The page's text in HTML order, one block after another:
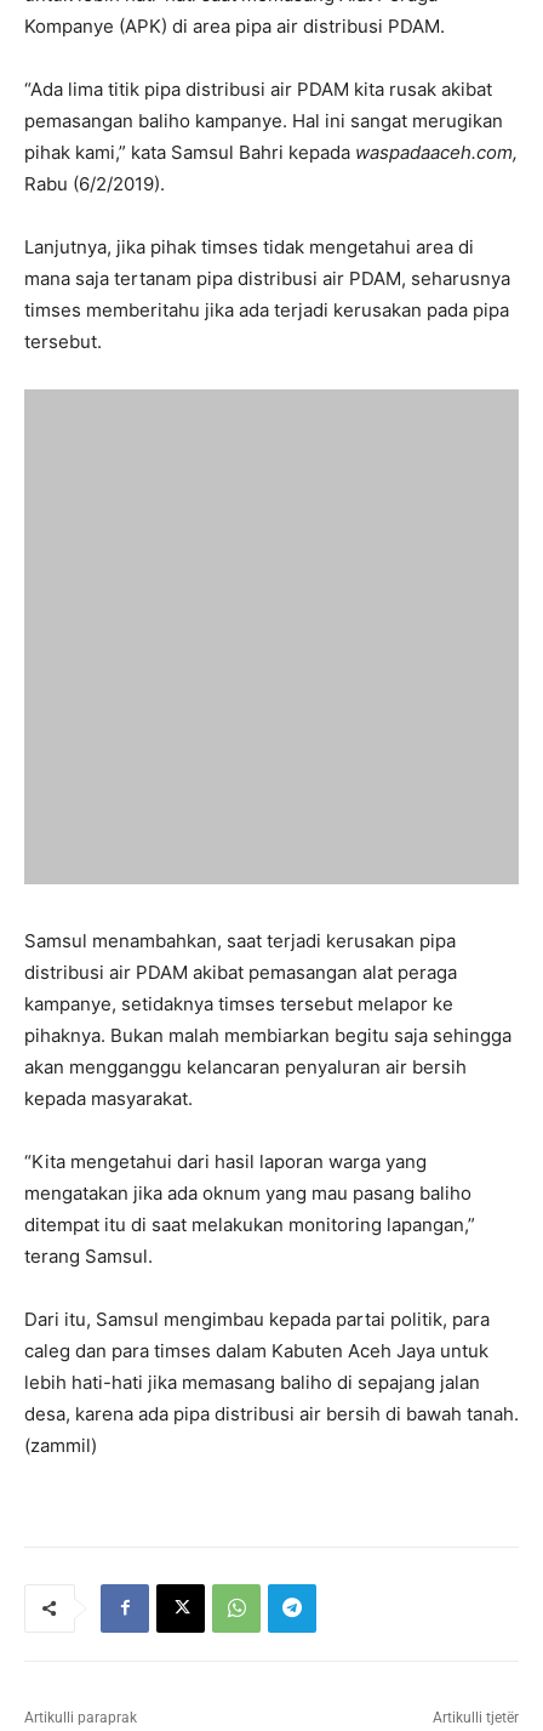
Kompanye (APK) di area pipa air distribusi PDAM.
“Ada lima titik pipa distribusi air PDAM kita rusak akibat
pemasangan baliho kampanye. Hal ini sangat merugikan
pihak kami,” kata Samsul Bahri kepada waspadaaceh.com,
Rabu (6/2/2019).
Lanjutnya, jika pihak timses tidak mengetahui area di
mana saja tertanam pipa distribusi air PDAM, seharusnya
timses memberitahu jika ada terjadi kerusakan pada pipa
tersebut.
Samsul menambahkan, saat terjadi kerusakan pipa
distribusi air PDAM akibat pemasangan alat peraga
kampanye, setidaknya timses tersebut melapor ke
pihaknya. Bukan malah membiarkan begitu saja sehingga
akan mengganggu kelancaran penyaluran air bersih
kepada masyarakat.
“Kita mengetahui dari hasil laporan warga yang
mengatakan jika ada oknum yang mau pasang baliho
ditempat itu di saat melakukan monitoring lapangan,”
terang Samsul.
Dari itu, Samsul mengimbau kepada partai politik, para
caleg dan para timses dalam Kabuten Aceh Jaya untuk
lebih hati-hati jika memasang baliho di sepajang jalan
desa, karena ada pipa distribusi air bersih di bawah tanah.
(zammil)
Artikulli paraprak Artikulli tjetër